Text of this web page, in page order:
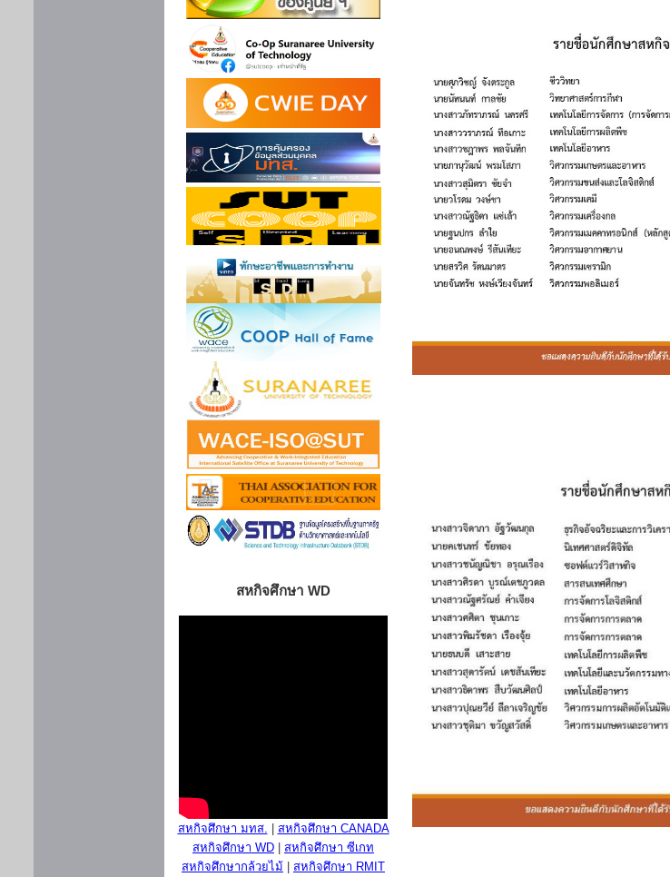
สหกิจศึกษา WD
สหกิจศึกษา มทส.
สหกิจศึกษา CANADA
สหกิจศึกษา WD
สหกิจศึกษา ซีเกท
สหกิจศึกษากล้วยไม้
สหกิจศึกษา RMIT